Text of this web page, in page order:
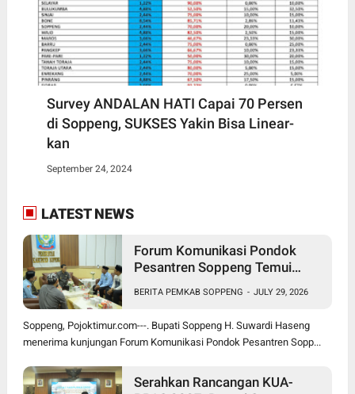
Survey ANDALAN HATI Capai 70 Persen
di Soppeng, SUKSES Yakin Bisa Linear-
kan
September 24, 2024
LATEST NEWS
Forum Komunikasi Pondok
Pesantren Soppeng Temui
BERITA PEMKAB SOPPENG - JULY 29, 2026
Soppeng, Pojoktimur.com---. Bupati Soppeng H. Suwardi Haseng
menerima kunjungan Forum Komunikasi Pondok Pesantren Sopp...
Serahkan Rancangan KUA-